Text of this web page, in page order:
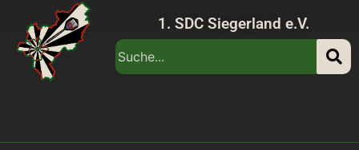
1. SDC Siegerland e.V.